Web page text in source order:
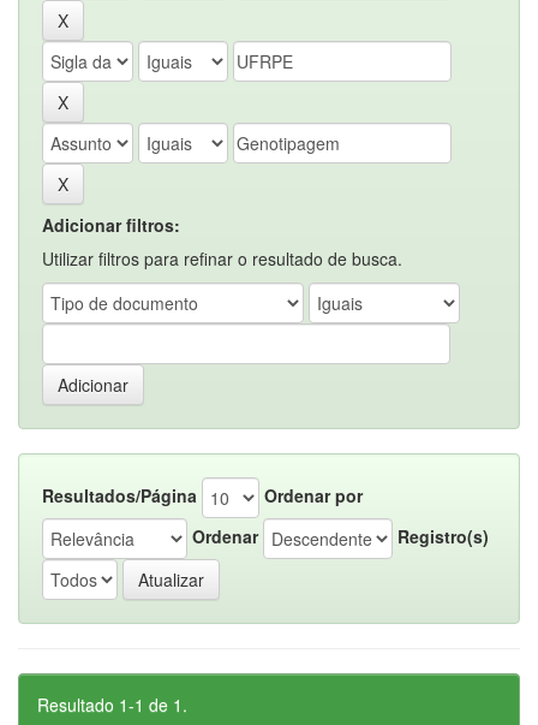
Adicionar filtros:
Utilizar filtros para refinar o resultado de busca.
Resultados/Página
Ordenar por
Ordenar
Registro(s)
Resultado 1-1 de 1.